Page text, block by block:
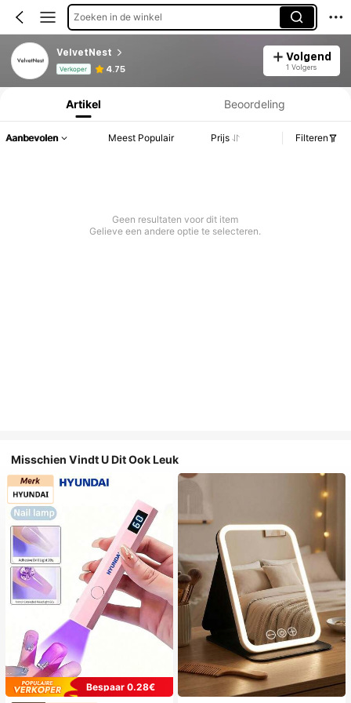
Zoeken in de winkel
VelvetNest
Verkoper 4.75
Volgend
1 Volgers
Productinformatie: Prijsopenbaring, Verkoop- en Voorraadgegevens.
Artikel Beoordeling
Aanbevolen Meest Populair Prijs Filteren
Geen resultaten voor dit item
Gelieve een andere optie te selecteren.
Misschien Vindt U Dit Ook Leuk
Bespaar 0.28€